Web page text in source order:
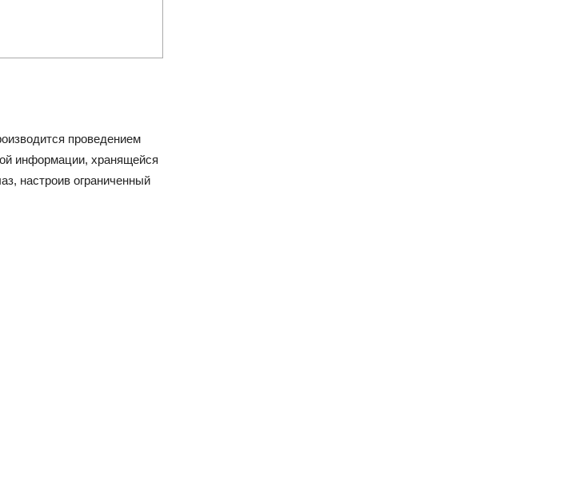
проведением
информации, хранящейся
настроив ограниченный